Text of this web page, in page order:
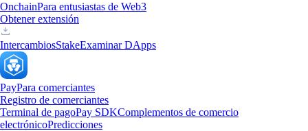
OnchainPara entusiastas de Web3
Obtener extensión
IntercambiosStakeExaminar DApps
PayPara comerciantes
Registro de comerciantes
Terminal de pagoPay SDKComplementos de comercio
electrónicoPredicciones